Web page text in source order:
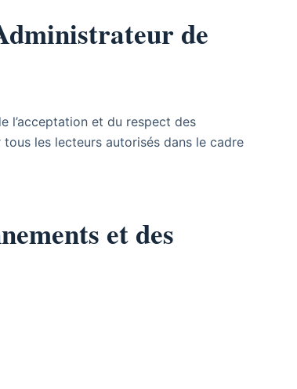
de
l’acceptation et du respect des
les lecteurs autorisés dans le cadre
et des